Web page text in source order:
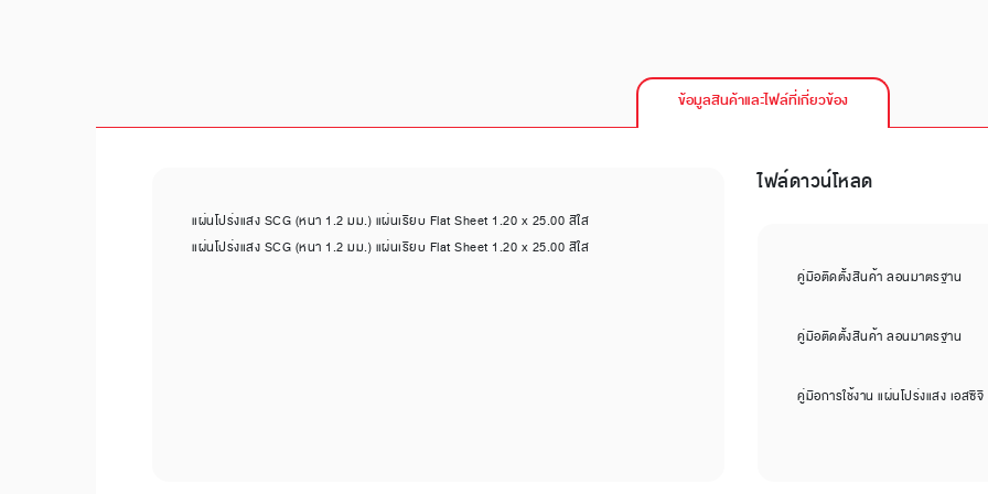
ข้อมูลสินค้าและไฟล์ที่เกี่ยวข้อง
แผ่นโปร่งแสง SCG (หนา 1.2 มม.) แผ่นเรียบ Flat Sheet 1.20 x 25.00 สีใส
แผ่นโปร่งแสง SCG (หนา 1.2 มม.) แผ่นเรียบ Flat Sheet 1.20 x 25.00 สีใส
ไฟล์ดาวน์โหลด
คู่มือติดตั้งสินค้า ลอนมาตรฐาน
คู่มือติดตั้งสินค้า ลอนมาตรฐาน
คู่มือการใช้งาน แผ่นโปร่งแสง เอสซี